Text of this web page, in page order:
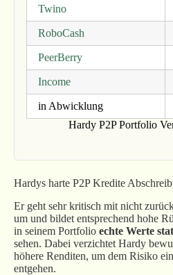
Twino
RoboCash
PeerBerry
Income
in Abwicklung
Hardy P2P Portfolio
Hardys harte P2P Kredite
Er geht sehr kritisch mit nicht
um und bildet entsprechend hohe
in seinem Portfolio echte Werte
sehen. Dabei verzichtet Hardy
höhere Renditen, um dem Risiko
entgehen.